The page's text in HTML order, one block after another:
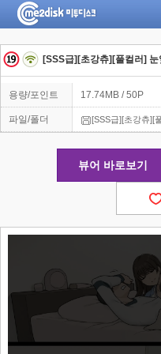
용량/포인트 17.74MB / 50P
파일/폴더 [SSS급][초강츄][
뷰어 바로보기